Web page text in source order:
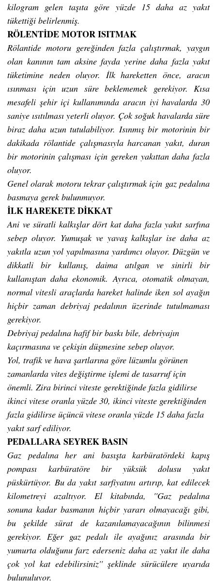
kilogram gelen taşıta göre yüzde 15 daha az yakıt
tükettiği belirlenmiş.
RÖLENTİDE MOTOR ISITMAK
Rölantide motoru gereğinden fazla çalıştırmak, yaygın
olan kanının tam aksine fayda yerine daha fazla yakıt
tüketimine neden oluyor. İlk hareketten önce, aracın
ısınması için uzun süre beklememek gerekiyor. Kısa
mesafeli şehir içi kullanımında aracın iyi havalarda 30
saniye ısıtılması yeterli oluyor. Çok soğuk havalarda süre
biraz daha uzun tutulabiliyor. Isınmış bir motorinin bir
dakikada rölantide çalışmasıyla harcanan yakıt, duran
bir motorinin çalışması için gereken yakıttan daha fazla
oluyor.
Genel olarak motoru tekrar çalıştırmak için gaz pedalına
basmaya gerek bulunmuyor.
İLK HAREKETE DİKKAT
Ani ve süratli kalkışlar dört kat daha fazla yakıt sarfına
sebep oluyor. Yumuşak ve yavaş kalkışlar ise daha az
yakıtla uzun yol yapılmasına yardımcı oluyor. Düzgün ve
dikkatli bir kullanış, daima atılgan ve sinirli bir
kullanıştan daha ekonomik. Ayrıca, otomatik olmayan,
normal vitesli araçlarda hareket halinde iken sol ayağın
hiçbir zaman debriyaj pedalının üzerinde tutulmaması
gerekiyor.
Debriyaj pedalına hafif bir baskı bile, debriyajın
kaçırmasına ve çekişin düşmesine sebep oluyor.
Yol, trafik ve hava şartlarına göre lüzumlu görünen
zamanlarda vites değiştirme işlemi de tasarruf için
önemli. Zira birinci viteste gerektiğinde fazla gidilirse
ikinci vitese oranla yüzde 30, ikinci viteste gerektiğinden
fazla gidilirse üçüncü vitese oranla yüzde 15 daha fazla
yakıt sarf ediliyor.
PEDALLARA SEYREK BASIN
Gaz pedalına her ani basışta karbüratördeki kapış
pompası karbüratöre bir yüksük dolusu yakıt
püskürtüyor. Bu da yakıt sarfiyatını artırıp, kat edilecek
kilometreyi azaltıyor. El kitabında, ''Gaz pedalına
sonuna kadar basmanın hiçbir yararı olmayacağı gibi,
bu şekilde sürat de kazanılamayacağının bilinmesi
gerekiyor. Eğer gaz pedalı ile ayağınız arasında bir
yumurta olduğunu farz ederseniz daha az yakıt ile daha
çok yol kat edebilirsiniz'' şeklinde sürücülere uyarıda
bulunuluyor.